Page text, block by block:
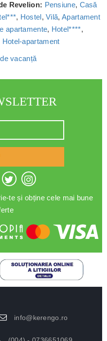
Revelion: Pensiune, Casă
, Hostel,Vilă, Apartament
apartamente, Hotel****,
Hotel-apartament
vacanță
te și obține cele mai bune
info@kerengo.ro